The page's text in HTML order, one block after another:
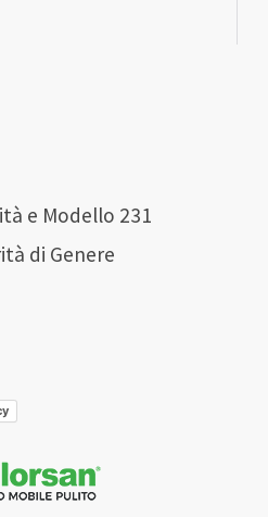
e Modello 231
di Genere